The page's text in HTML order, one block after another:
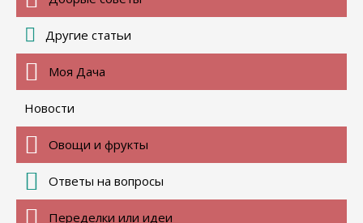
Другие статьи
Моя Дача
Новости
Овощи и фрукты
Ответы на вопросы
Переделки или идеи